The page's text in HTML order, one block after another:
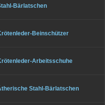
Bärlatschen
Beinschützer
Arbeitsschuhe
Stahl-Bärlatschen